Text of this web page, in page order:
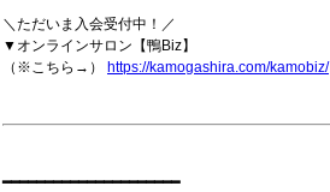
＼ただいま入会受付中！／
▼オンラインサロン【鴨Biz】
（※こちら→） https://kamogashira.com/kamobiz/
━━━━━━━━━━━━━━━━━━━━━